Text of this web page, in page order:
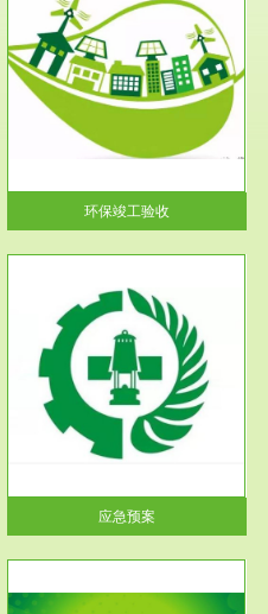
环保竣工验收
应急预案